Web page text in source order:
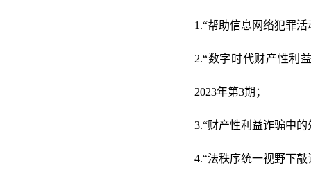
1.“帮助信息网络犯罪
2.“数字时代财产性利
2023年第3期；
3.“财产性利益诈骗中
4.“法秩序统一视野下